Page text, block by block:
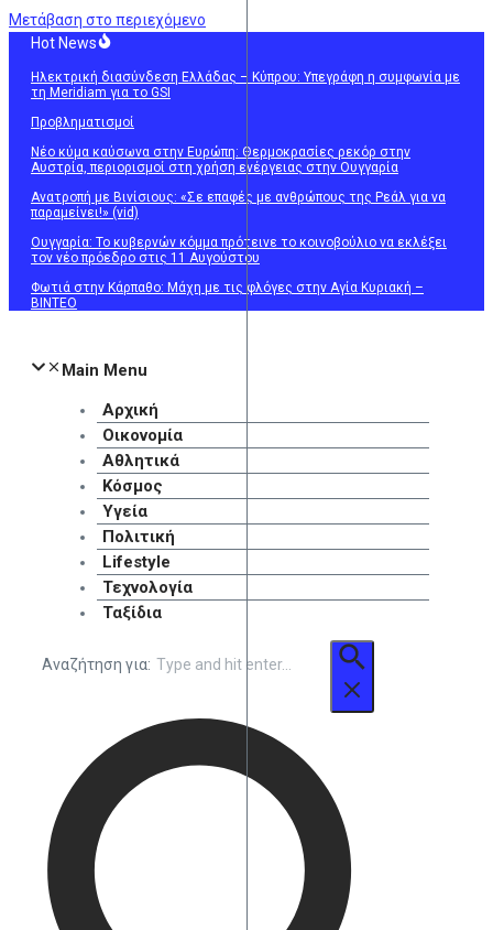
Μετάβαση στο περιεχόμενο
Hot News
Ηλεκτρική διασύνδεση Ελλάδας – Κύπρου: Υπεγράφη η συμφωνία με
τη Meridiam για το GSI
Προβληματισμοί
Νέο κύμα καύσωνα στην Ευρώπη: Θερμοκρασίες ρεκόρ στην
Αυστρία, περιορισμοί στη χρήση ενέργειας στην Ουγγαρία
Ανατροπή με Βινίσιους: «Σε επαφές με ανθρώπους της Ρεάλ για να
παραμείνει!» (vid)
Ουγγαρία: Το κυβερνών κόμμα πρότεινε το κοινοβούλιο να εκλέξει
τον νέο πρόεδρο στις 11 Αυγούστου
Φωτιά στην Κάρπαθο: Μάχη με τις φλόγες στην Αγία Κυριακή –
ΒΙΝΤΕΟ
Main Menu
Αρχική
Οικονομία
Αθλητικά
Κόσμος
Υγεία
Πολιτική
Lifestyle
Τεχνολογία
Ταξίδια
Αναζήτηση για: